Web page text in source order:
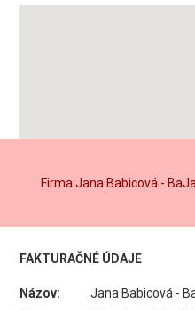
Firma Jana Babicová -
FAKTURAČNÉ ÚDAJE
Názov:
Jana Babicová -